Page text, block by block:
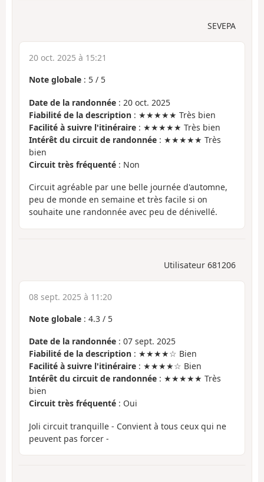
SEVEPA
20 oct. 2025 à 15:21
Note globale : 5 / 5
Date de la randonnée : 20 oct. 2025
Fiabilité de la description : ★★★★★ Très bien
Facilité à suivre l'itinéraire : ★★★★★ Très bien
Intérêt du circuit de randonnée : ★★★★★ Très
bien
Circuit très fréquenté : Non
Circuit agréable par une belle journée d'automne,
peu de monde en semaine et très facile si on
souhaite une randonnée avec peu de dénivellé.
Utilisateur 681206
08 sept. 2025 à 11:20
Note globale : 4.3 / 5
Date de la randonnée : 07 sept. 2025
Fiabilité de la description : ★★★★☆ Bien
Facilité à suivre l'itinéraire : ★★★★☆ Bien
Intérêt du circuit de randonnée : ★★★★★ Très
bien
Circuit très fréquenté : Oui
Joli circuit tranquille - Convient à tous ceux qui ne
peuvent pas forcer -